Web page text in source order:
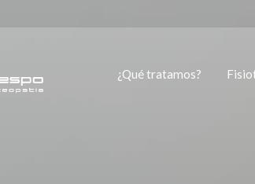
¿Qué tratamos?